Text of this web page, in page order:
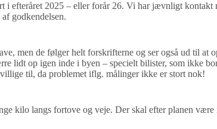
efteråret 2025 – eller forår 26. Vi har jævnligt kontakt
godkendelsen.
men de følger helt forskrifterne og ser også ud til at
lidt op igen inde i byen – specielt bilister, som ikke
til, da problemet iflg. målinger ikke er stort nok!
kilo langs fortove og veje. Der skal efter planen være